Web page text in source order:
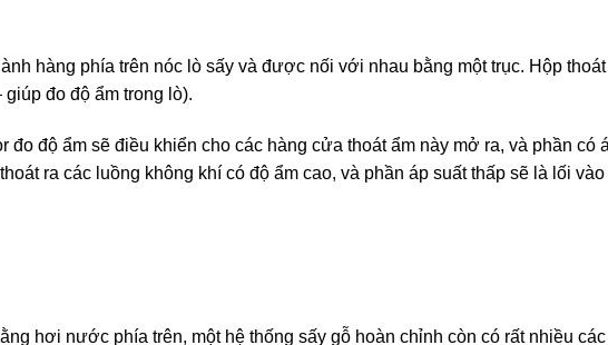
hàng phía trên nóc lò sấy và được nối với nhau bằng một trục. Hộp
đo độ ẩm trong lò).
đo độ ẩm sẽ điều khiển cho các hàng cửa thoát ẩm này mở ra, và phần có
ra các luồng không khí có độ ẩm cao, và phần áp suất thấp sẽ là lối vào
hơi nước phía trên, một hệ thống sấy gỗ hoàn chỉnh còn có rất nhiều